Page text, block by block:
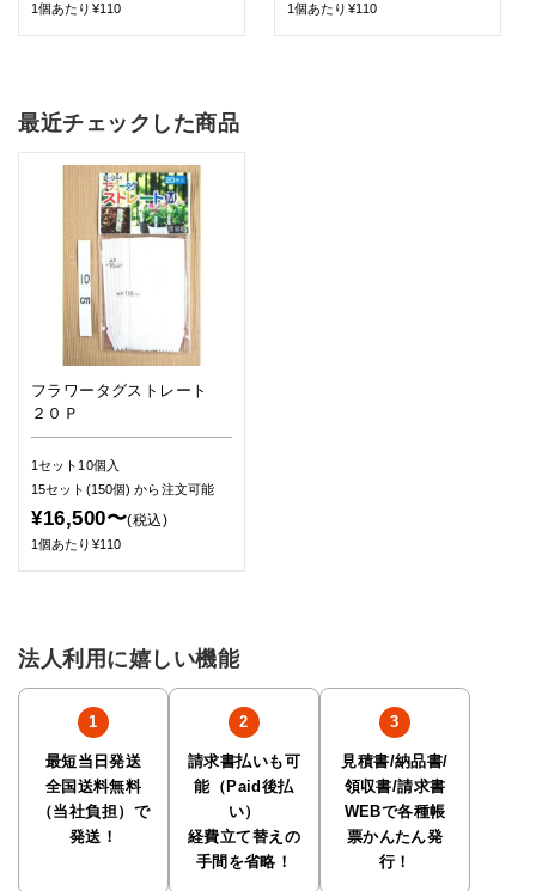
1個あたり¥110 1個あたり¥110
最近チェックした商品
フラワータグストレート
２０Ｐ
1セット10個入
15セット(150個)から注文可能
¥16,500〜(税込)
1個あたり¥110
法人利用に嬉しい機能
最短当日発送
全国送料無料
（当社負担）で
発送！
請求書払いも可
能（Paid後払
い）
経費立て替えの
手間を省略！
見積書/納品書/
領収書/請求書
WEBで各種帳
票かんたん発
行！